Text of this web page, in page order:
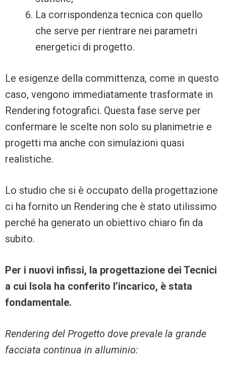
La corrispondenza tecnica con quello
che serve per rientrare nei parametri
energetici di progetto.
Le esigenze della committenza, come in questo
caso, vengono immediatamente trasformate in
Rendering fotografici. Questa fase serve per
confermare le scelte non solo su planimetrie e
progetti ma anche con simulazioni quasi
realistiche.
Lo studio che si è occupato della progettazione
ci ha fornito un Rendering che è stato utilissimo
perché ha generato un obiettivo chiaro fin da
subito.
Per i nuovi infissi, la progettazione dei Tecnici
a cui Isola ha conferito l’incarico, è stata
fondamentale.
Rendering del Progetto dove prevale la grande
facciata continua in alluminio: